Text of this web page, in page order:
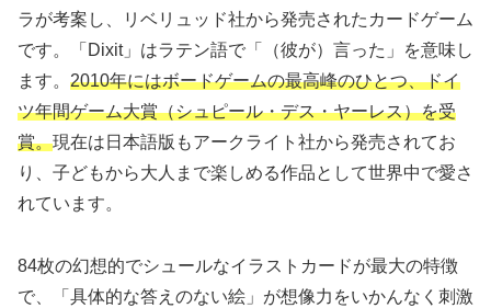
ラが考案し、リベリュッド社から発売されたカードゲーム
です。「Dixit」はラテン語で「（彼が）言った」を意味し
ます。 2010年にはボードゲームの最高峰のひとつ、ドイ
ツ年間ゲーム大賞（シュピール・デス・ヤーレス）を受
賞。現在は日本語版もアークライト社から発売されてお
り、子どもから大人まで楽しめる作品として世界中で愛さ
れています。
84枚の幻想的でシュールなイラストカードが最大の特徴
で、「具体的な答えのない絵」が想像力をいかんなく刺激